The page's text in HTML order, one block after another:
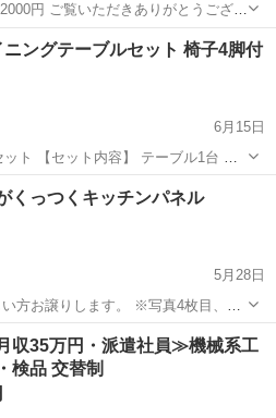
円 ご覧いただきありがとうござい
アはイームズリプロ
セット
ングテーブルセット 椅子4脚付
6月15日
1台 椅
、まだ問題なく使用でき...
ダイニングセット テーブルセット
くっつくキッチンパネル
5月28日
方お譲りします。 ※写真4枚目、足
セット
収35万円・派遣社員≫機械系工
検品 交替制